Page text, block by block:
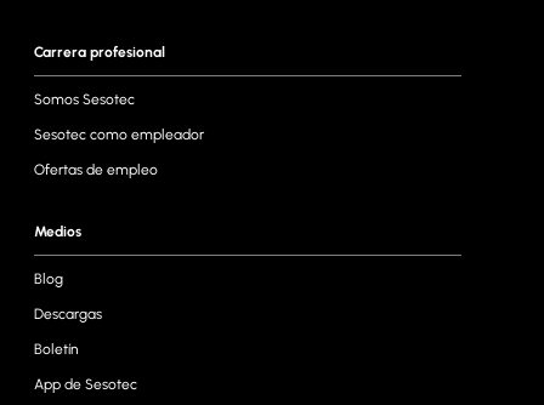
Carrera profesional
Somos Sesotec
Sesotec como empleador
Ofertas de empleo
Medios
Blog
Descargas
Boletín
App de Sesotec